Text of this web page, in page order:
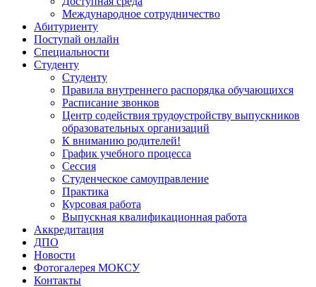
Международное сотрудничество
Абитуриенту
Поступай онлайн
Специальности
Студенту
Студенту
Правила внутреннего распорядка обучающихся
Расписание звонков
Центр содействия трудоустройству выпускников
образовательных организаций
К вниманию родителей!
График учебного процесса
Сессия
Студенческое самоуправление
Практика
Курсовая работа
Выпускная квалификационная работа
Аккредитация
ДПО
Новости
Фотогалерея МОКСУ
Контакты